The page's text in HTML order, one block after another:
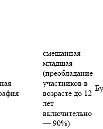
смешанная
младшая
(преобладание
участников в
возрасте до 12
лет
включительно
— 90%)